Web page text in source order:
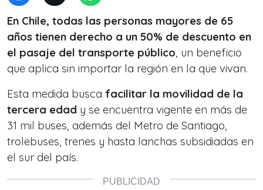
En Chile, todas las personas mayores de 65
años tienen derecho a un 50% de descuento en
el pasaje del transporte público, un beneficio
que aplica sin importar la región en la que vivan.
Esta medida busca facilitar la movilidad de la
tercera edad y se encuentra vigente en más de
31 mil buses, además del Metro de Santiago,
trolebuses, trenes y hasta lanchas subsidiadas en
el sur del país.